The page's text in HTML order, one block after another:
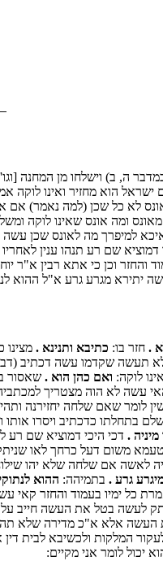
ה, ב) וישלחו מן המחנה
ישראל הוא מחזיר ואינו
כל שכן (למה נאמר) אם אינו
ומה אונס שאינו לוקה
דאיכא למיפרך מה לאונס
דמוציא שם רע תנהו ענין
וכן כי אתא רבין א"ר
מגרע גרע א"ל ההוא
. חזר בו: כתיבא ותנינא .
תעשה שקדמו עשה דכתיב
לוקה: ואם כהן הוא . שאסור
עשה לא הוה מצטריך
לומר שאם שלחה יחזירנה
כדכתיב ויסרו אותו
מיניה . דכי היכי דמוציא שם רע
טעמא משום דעל כרחך לאו
לאשה אם שלחה שלא יהו
גרע . בתמיהה: ההוא
כל ימיו בעמוד והחזר קאי
לעשה בטל את העשה
העשה אלא א"כ מדירה שלא
המלקות ולכשיבא לבית
יכול לומר אני מקיים: